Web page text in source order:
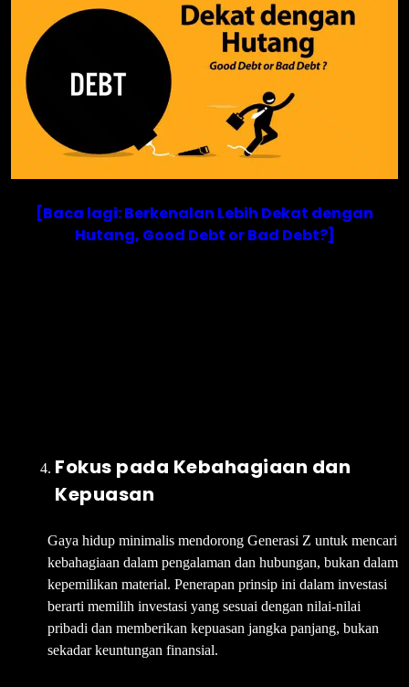
[Baca lagi: Berkenalan Lebih Dekat dengan
Hutang, Good Debt or Bad Debt?]
Fokus pada Kebahagiaan dan
Kepuasan
Gaya hidup minimalis mendorong Generasi Z untuk mencari
kebahagiaan dalam pengalaman dan hubungan, bukan dalam
kepemilikan material. Penerapan prinsip ini dalam investasi
berarti memilih investasi yang sesuai dengan nilai-nilai
pribadi dan memberikan kepuasan jangka panjang, bukan
sekadar keuntungan finansial.